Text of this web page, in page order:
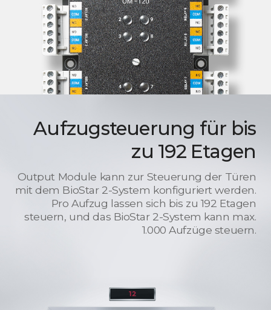
Aufzugsteuerung für bis
zu 192 Etagen
Output Module kann zur Steuerung der Türen
mit dem BioStar 2-System konfiguriert werden.
Pro Aufzug lassen sich bis zu 192 Etagen
steuern, und das BioStar 2-System kann max.
1.000 Aufzüge steuern.